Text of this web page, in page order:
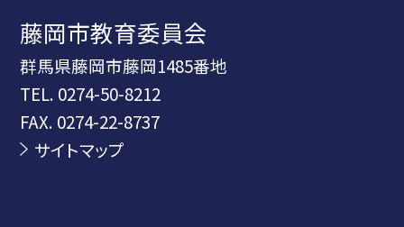
藤岡市教育委員会
群馬県藤岡市藤岡1485番地
TEL. 0274-50-8212
FAX. 0274-22-8737
サイトマップ